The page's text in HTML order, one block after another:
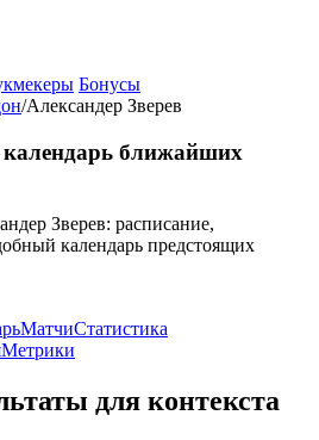
Бонусы
/Александер Зверев
календарь ближайших
Зверев: расписание,
календарь предстоящих
МатчиСтатистика
Метрики
для контекста